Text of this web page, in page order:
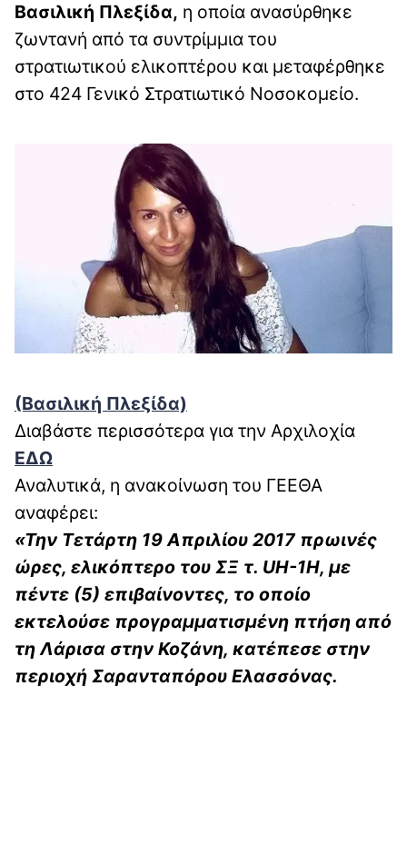
Βασιλική Πλεξίδα, η οποία ανασύρθηκε
ζωντανή από τα συντρίμμια του
στρατιωτικού ελικοπτέρου και μεταφέρθηκε
στο 424 Γενικό Στρατιωτικό Νοσοκομείο.
(Βασιλική Πλεξίδα)
Διαβάστε περισσότερα για την Αρχιλοχία
ΕΔΩ
Αναλυτικά, η ανακοίνωση του ΓΕΕΘΑ
αναφέρει:
«Την Τετάρτη 19 Απριλίου 2017 πρωινές
ώρες, ελικόπτερο του ΣΞ τ. UH-1H, με
πέντε (5) επιβαίνοντες, το οποίο
εκτελούσε προγραμματισμένη πτήση από
τη Λάρισα στην Κοζάνη, κατέπεσε στην
περιοχή Σαρανταπόρου Ελασσόνας.